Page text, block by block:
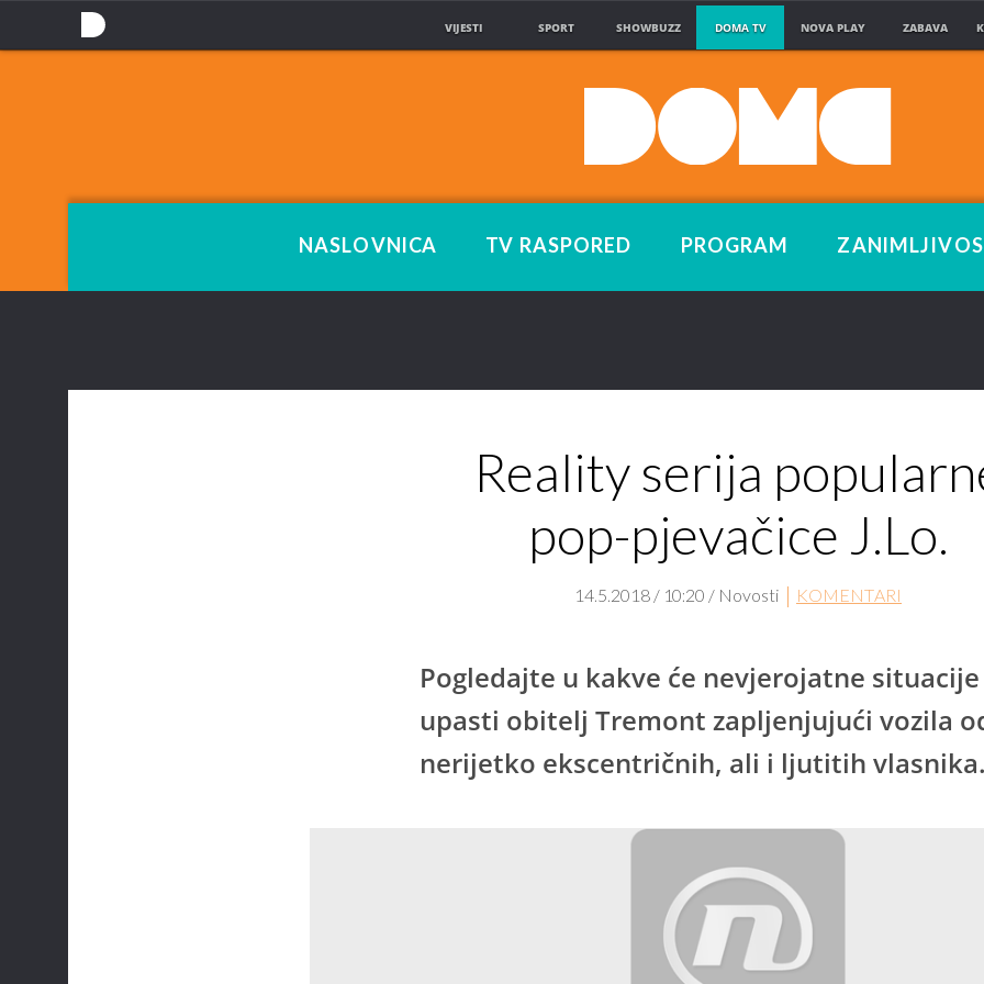
VIJESTI SPORT SHOWBUZZ DOMA TV NOVA PLAY ZABAVA
NASLOVNICA TV RASPORED PROGRAM
Reality serija
pop-pjevačice J.Lo.
14.5.2018 / 10:20 / Novosti KOMENTARI
Pogledajte u kakve će nevjerojatne situacije
upasti obitelj Tremont zapljenjujući vozila
nerijetko ekscentričnih, ali i ljutitih